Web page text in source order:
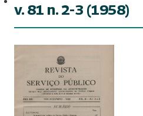
v. 81 n. 2-3 (1958)